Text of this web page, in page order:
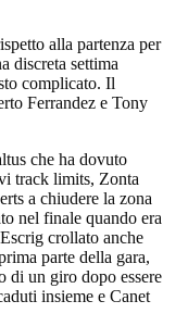
alla partenza per
discreta settima
complicato. Il
Ferrandez e Tony
che ha dovuto
track limits, Zonta
a chiudere la zona
nel finale quando era
crollato anche
parte della gara,
di un giro dopo essere
insieme e Canet